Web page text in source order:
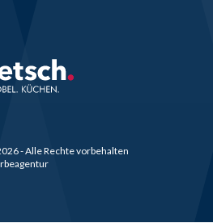
- Alle Rechte vorbehalten